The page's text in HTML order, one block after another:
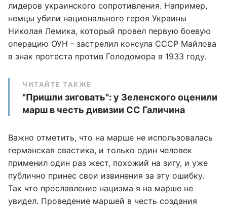
лидеров украинского сопротивления. Например,
немцы убили национального героя Украины
Николая Лемика, который провел первую боевую
операцию ОУН - застрелил консула СССР Майлова
в знак протеста против Голодомора в 1933 году.
ЧИТАЙТЕ ТАКЖЕ
"Пришли зиговать": у Зеленского оценили
марш в честь дивизии СС Галичина
Важно отметить, что на марше не использовалась
германская свастика, и только один человек
применил один раз жест, похожий на зигу, и уже
публично принес свои извинения за эту ошибку.
Так что прославление нацизма я на марше не
увидел. Проведение маршей в честь создания